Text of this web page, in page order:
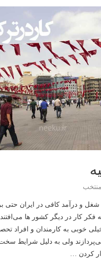
منتخب
شغل و درآمد کافی در ایران حتی
فکر کار در دیگر کشور ها
خوبی به کارمندان و افراد
ولی به دلیل شرایط
کردن …